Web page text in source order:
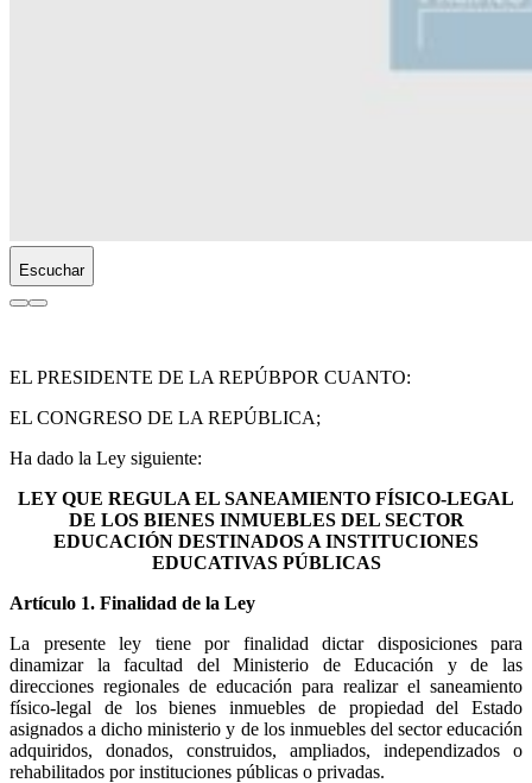
Escuchar
EL PRESIDENTE DE LA REPÚBPOR CUANTO:
EL CONGRESO DE LA REPÚBLICA;
Ha dado la Ley siguiente:
LEY QUE REGULA EL SANEAMIENTO FÍSICO-LEGAL
DE LOS BIENES INMUEBLES DEL SECTOR
EDUCACIÓN DESTINADOS A INSTITUCIONES
EDUCATIVAS PÚBLICAS
Artículo 1. Finalidad de la Ley
La presente ley tiene por finalidad dictar disposiciones para
dinamizar la facultad del Ministerio de Educación y de las
direcciones regionales de educación para realizar el saneamiento
físico-legal de los bienes inmuebles de propiedad del Estado
asignados a dicho ministerio y de los inmuebles del sector educación
adquiridos, donados, construidos, ampliados, independizados o
rehabilitados por instituciones públicas o privadas.